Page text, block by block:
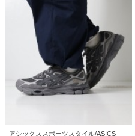
アシックススポーツスタイル/ASICS